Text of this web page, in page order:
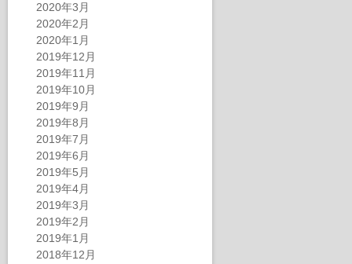
2020年3月
2020年2月
2020年1月
2019年12月
2019年11月
2019年10月
2019年9月
2019年8月
2019年7月
2019年6月
2019年5月
2019年4月
2019年3月
2019年2月
2019年1月
2018年12月